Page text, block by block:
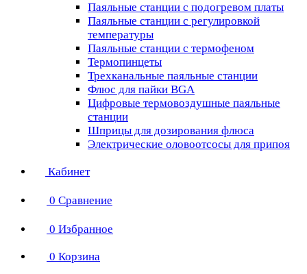
Паяльные станции с подогревом платы
Паяльные станции с регулировкой
температуры
Паяльные станции с термофеном
Термопинцеты
Трехканальные паяльные станции
Флюс для пайки BGA
Цифровые термовоздушные паяльные
станции
Шприцы для дозирования флюса
Электрические оловоотсосы для припоя
Кабинет
0 Сравнение
0 Избранное
0 Корзина